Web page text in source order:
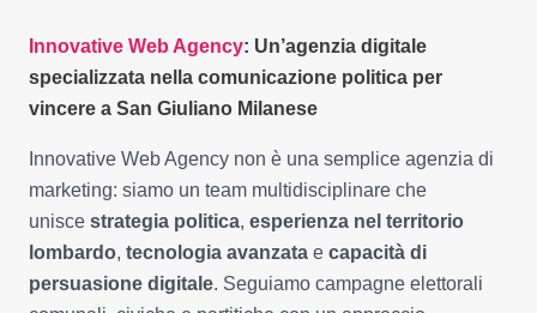
Innovative Web Agency: Un’agenzia digitale
specializzata nella comunicazione politica per
vincere a San Giuliano Milanese
Innovative Web Agency non è una semplice agenzia di
marketing: siamo un team multidisciplinare che
unisce strategia politica, esperienza nel territorio
lombardo, tecnologia avanzata e capacità di
persuasione digitale. Seguiamo campagne elettorali